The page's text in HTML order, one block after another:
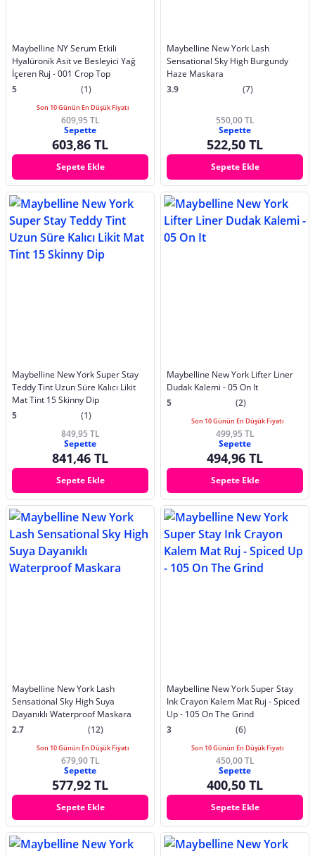
Maybelline NY Serum Etkili
Hyalüronik Asit ve Besleyici Yağ
İçeren Ruj - 001 Crop Top
5
(1)
Son 10 Günün En Düşük Fiyatı
609,95 TL
Sepette
603,86 TL
Sepete Ekle
Maybelline New York Lash
Sensational Sky High Burgundy
Haze Maskara
3.9
(7)
550,00 TL
Sepette
522,50 TL
Sepete Ekle
Maybelline New York Super Stay
Teddy Tint Uzun Süre Kalıcı Likit
Mat Tint 15 Skinny Dip
5
(1)
849,95 TL
Sepette
841,46 TL
Sepete Ekle
Maybelline New York Lifter Liner
Dudak Kalemi - 05 On It
5
(2)
Son 10 Günün En Düşük Fiyatı
499,95 TL
Sepette
494,96 TL
Sepete Ekle
Maybelline New York Lash
Sensational Sky High Suya
Dayanıklı Waterproof Maskara
2.7
(12)
Son 10 Günün En Düşük Fiyatı
679,90 TL
Sepette
577,92 TL
Sepete Ekle
Maybelline New York Super Stay
Ink Crayon Kalem Mat Ruj - Spiced
Up - 105 On The Grind
3
(6)
Son 10 Günün En Düşük Fiyatı
450,00 TL
Sepette
400,50 TL
Sepete Ekle